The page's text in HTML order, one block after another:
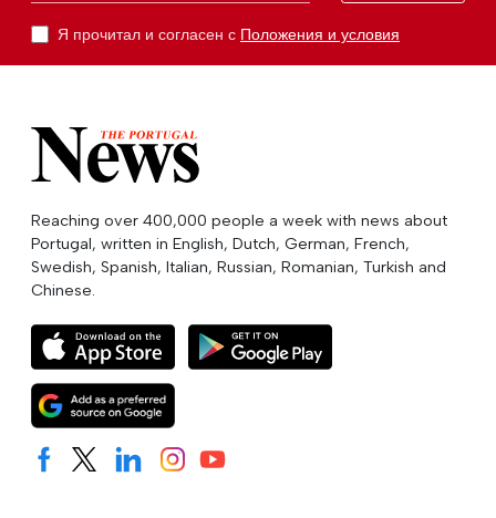
Я прочитал и согласен с Положения и условия
Reaching over 400,000 people a week with news about
Portugal, written in English, Dutch, German, French,
Swedish, Spanish, Italian, Russian, Romanian, Turkish and
Chinese.